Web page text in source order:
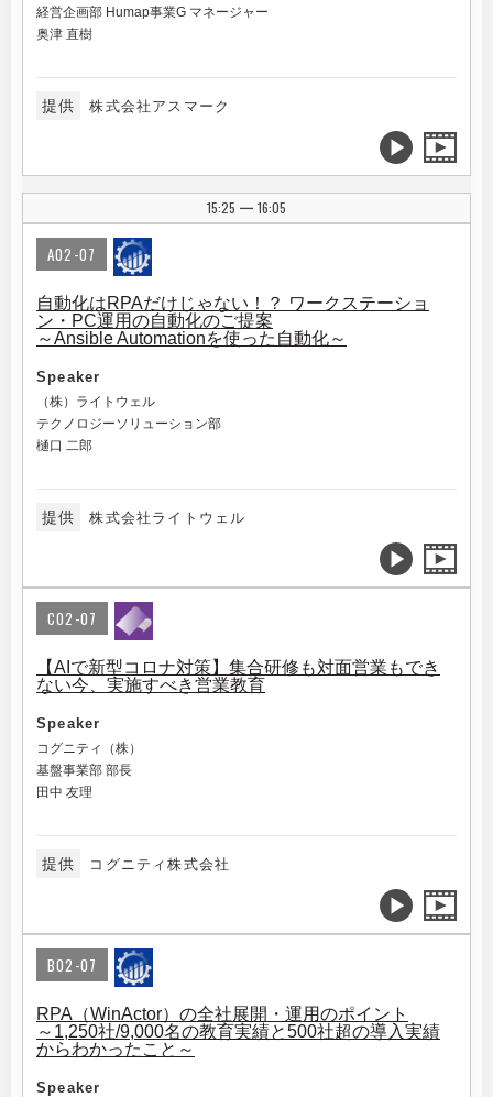
経営企画部 Humap事業G マネージャー
奥津 直樹
提供 株式会社アスマーク
15:25 | 16:05
A02-07
自動化はRPAだけじゃない！？ ワークステーショ
ン・PC運用の自動化のご提案
～Ansible Automationを使った自動化～
Speaker
（株）ライトウェル
テクノロジーソリューション部
樋口 二郎
提供 株式会社ライトウェル
C02-07
【AIで新型コロナ対策】集合研修も対面営業もでき
ない今、実施すべき営業教育
Speaker
コグニティ（株）
基盤事業部 部長
田中 友理
提供 コグニティ株式会社
B02-07
RPA（WinActor）の全社展開・運用のポイント
～1,250社/9,000名の教育実績と500社超の導入実績
からわかったこと～
Speaker